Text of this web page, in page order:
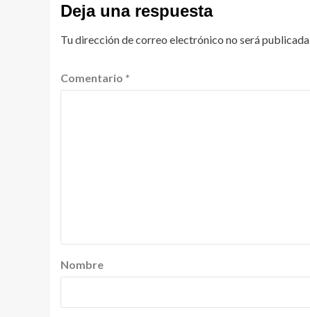
Deja una respuesta
Tu dirección de correo electrónico no será publicada.
Comentario *
Nombre